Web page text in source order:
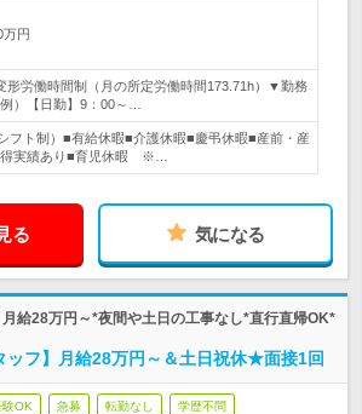
万円
形労働時間制（月の所定労働時間173.71h）▼勤務
）【日勤】9：00～…
フト制）■有給休暇■介護休暇■慶弔休暇■産前・産
実績あり■育児休暇 ※…
る 気になる
給28万円～*夜間や土日の工事なし*直行直帰OK*
ッフ】月給28万円～＆土日祝休★面接1回
OK 急募 転勤なし 学歴不問